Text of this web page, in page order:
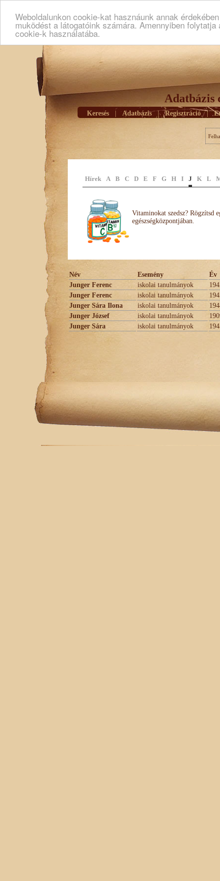
Weboldalunkon cookie-kat hasznáunk annak
muködést a látogatóink számára. Amennyiben
cookie-k használatába.
Adatbázis
Keresés Adatbázis | Regisztráció |
Hírek A B C D E F G H I J K L
Vitaminokat szedsz? Rögzítsd
egészségközpontjában.
Név Esemény
Év
Junger Ferenc
iskolai tanulmányok
Junger Ferenc
iskolai tanulmányok
Junger Sára Ilona
iskolai tanulmányok
Junger József
iskolai tanulmányok
Junger Sára
iskolai tanulmányok